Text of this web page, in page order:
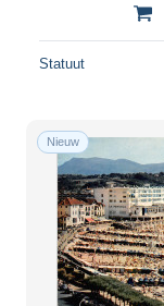
Statuut
Nieuw